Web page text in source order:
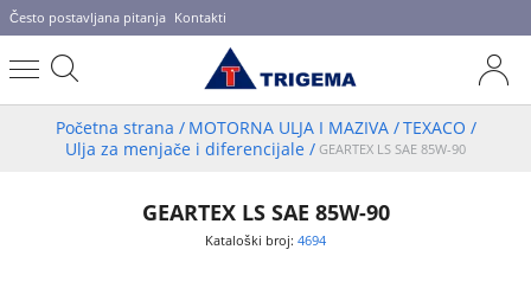
Često postavljana pitanja Kontakti
Početna strana / MOTORNA ULJA I MAZIVA /TEXACO /
Ulja za menjače i diferencijale / GEARTEX LS SAE 85W-90
GEARTEX LS SAE 85W-90
Kataloški broj: 4694